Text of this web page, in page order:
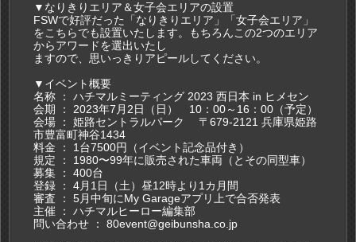
▼なりきりエリア＆女子会エリアの設置
FSWで好評だった「なりきりエリア」「女子会エリア」
をこちらでも設置いたします。もちろんこの2つのエリア
からアワードを選出いたし
ますので、思いっきりアピールしてください。
▼イベント概要
名称 ： ハチマルミーティング 2023 西日本 in ヒメセン
会期 ： 2023年7月2日（日） 10：00～16：00（予定）
会場 ： 姫路セントラルパーク 〒679-2121 兵庫県姫路
市豊富町神谷1434
料金 ： 1台7500円（イベント記念品付き）
規定 ： 1980〜99年に販売された車両（とその同型車）
募集 ： 400台
登録 ： 4月1日（土）昼12時より1カ月間
審査 ： 5月中旬にMy Garageアプリ上で合否発表
主催 ： ハチマルヒーロー編集部
問い合わせ ： 80event@geibunsha.co.jp